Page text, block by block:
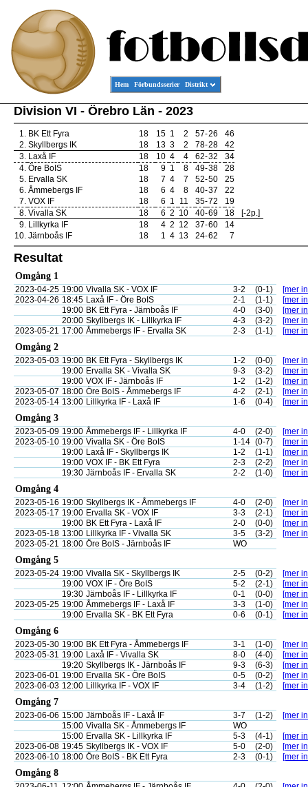
Hem Förbundsserier Distrikt
Division VI - Örebro Län - 2023
1. BK Ett Fyra 18 15 1 2 57-26
46
2. Skyllbergs IK 18 13 3 2 78-28
42
3. Laxå IF 18 10 4 4 62-32
34
4. Öre BoIS 18 9 1 8 49-38
28
5. Ervalla SK 18 7 4 7 52-50
25
6. Åmmebergs IF 18 6 4 8 40-37
22
7. VOX IF 18 6 1 11 35-72
19
8. Vivalla SK 18 6 2 10 40-69 18
[-2p.]
9. Lillkyrka IF 18 4 2 12 37-60
14
10. Järnboås IF 18 1 4 13 24-62 7
Resultat
Omgång 1
2023-04-25 19:00 Vivalla SK - VOX IF 3-2 (0-1)
[mer
2023-04-26 18:45 Laxå IF - Öre BoIS 2-1 (1-1)
[mer
19:00 BK Ett Fyra - Järnboås IF 4-0 (3-0)
[mer
20:00 Skyllbergs IK - Lillkyrka IF 4-3 (3-2)
[mer
2023-05-21 17:00 Åmmebergs IF - Ervalla SK 2-3 (1-1) [mer
Omgång 2
2023-05-03 19:00 BK Ett Fyra - Skyllbergs IK 1-2 (0-0)
[mer
19:00 Ervalla SK - Vivalla SK 9-3 (3-2)
[mer
19:00 VOX IF - Järnboås IF 1-2 (1-2)
[mer
2023-05-07 18:00 Öre BoIS - Åmmebergs IF 4-2 (2-1)
[mer
2023-05-14 13:00 Lillkyrka IF - Laxå IF 1-6 (0-4) [mer
Omgång 3
2023-05-09 19:00 Åmmebergs IF - Lillkyrka IF 4-0 (2-0)
[mer
2023-05-10 19:00 Vivalla SK - Öre BoIS 1-14 (0-7)
[mer
19:00 Laxå IF - Skyllbergs IK 1-2 (1-1)
[mer
19:00 VOX IF - BK Ett Fyra 2-3 (2-2)
[mer
19:30 Järnboås IF - Ervalla SK 2-2 (1-0) [mer
Omgång 4
2023-05-16 19:00 Skyllbergs IK - Åmmebergs IF 4-0 (2-0)
[mer
2023-05-17 19:00 Ervalla SK - VOX IF 3-3 (2-1)
[mer
19:00 BK Ett Fyra - Laxå IF 2-0 (0-0)
[mer
2023-05-18 13:00 Lillkyrka IF - Vivalla SK 3-5 (3-2)
[mer
2023-05-21 18:00 Öre BoIS - Järnboås IF WO
Omgång 5
2023-05-24 19:00 Vivalla SK - Skyllbergs IK 2-5 (0-2)
[mer
19:00 VOX IF - Öre BoIS 5-2 (2-1)
[mer
19:30 Järnboås IF - Lillkyrka IF 0-1 (0-0)
[mer
2023-05-25 19:00 Åmmebergs IF - Laxå IF 3-3 (1-0)
[mer
19:00 Ervalla SK - BK Ett Fyra 0-6 (0-1) [mer
Omgång 6
2023-05-30 19:00 BK Ett Fyra - Åmmebergs IF 3-1 (1-0)
[mer
2023-05-31 19:00 Laxå IF - Vivalla SK 8-0 (4-0)
[mer
19:20 Skyllbergs IK - Järnboås IF 9-3 (6-3)
[mer
2023-06-01 19:00 Ervalla SK - Öre BoIS 0-5 (0-2)
[mer
2023-06-03 12:00 Lillkyrka IF - VOX IF 3-4 (1-2) [mer
Omgång 7
2023-06-06 15:00 Järnboås IF - Laxå IF 3-7 (1-2)
[mer
15:00 Vivalla SK - Åmmebergs IF
WO
15:00 Ervalla SK - Lillkyrka IF 5-3 (4-1)
[mer
2023-06-08 19:45 Skyllbergs IK - VOX IF 5-0 (2-0)
[mer
2023-06-10 18:00 Öre BoIS - BK Ett Fyra 2-3 (0-1) [mer
Omgång 8